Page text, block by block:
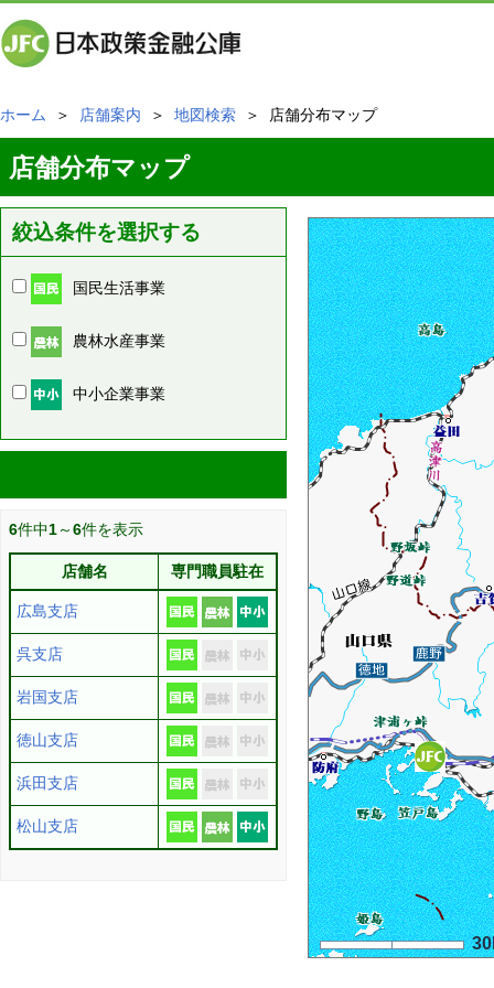
ホーム ＞ 店舗案内 ＞ 地図検索 ＞ 店舗分布マップ
店舗分布マップ
絞込条件を選択する
国民生活事業
農林水産事業
中小企業事業
6件中1～6件を表示
店舗名 専門職員駐在
広島支店
呉支店
岩国支店
徳山支店
浜田支店
松山支店